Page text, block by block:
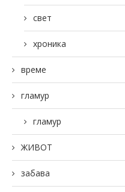
свет
хроника
време
гламур
гламур
ЖИВОТ
забава